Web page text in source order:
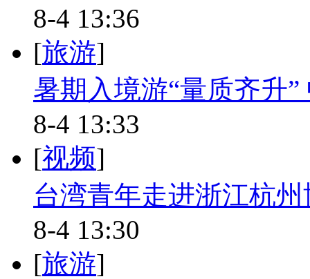
8-4 13:36
[旅游]
暑期入境游“量质齐升
8-4 13:33
[视频]
台湾青年走进浙江杭
8-4 13:30
[旅游]